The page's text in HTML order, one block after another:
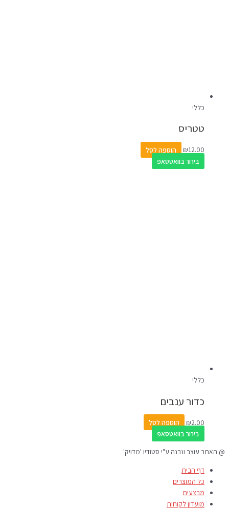
כללי
טטריס
₪12.00
הוספה לסל
בירור בוואטסאפ
כללי
כדור ענבים
₪2.00
הוספה לסל
בירור בוואטסאפ
@ האתר עוצב ונבנה ע"י סטודיו 'מדויק'
דף הבית
כל המוצרים
מבצעים
מועדון לקוחות